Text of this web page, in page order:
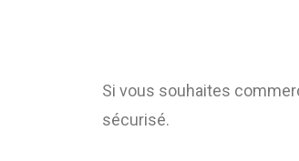
Si vous souhaites
sécurisé.